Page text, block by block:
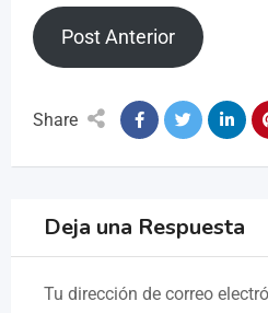
Post Anterior
Share
Deja una Respuesta
Tu dirección de correo